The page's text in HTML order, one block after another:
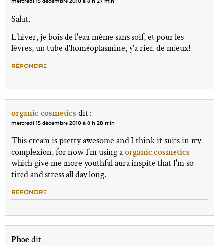
Salut,
L'hiver, je bois de l'eau même sans soif, et pour les
lèvres, un tube d'homéoplasmine, y'a rien de mieux!
RÉPONDRE
organic cosmetics dit :
mercredi 15 décembre 2010 à 8 h 28 min
This cream is pretty awesome and I think it suits in my
complexion, for now I'm using aorganic cosmetics
which give me more youthful aura inspite that I'm so
tired and stress all day long.
RÉPONDRE
Phoedit :